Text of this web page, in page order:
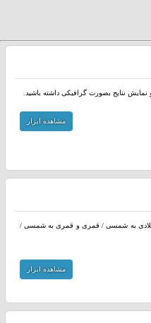
نتایج بصورت گرافیکی داشته باشید.
مشاهده ابزار
میلادی به شمسی / قمری و قمری به شمسی /
مشاهده ابزار